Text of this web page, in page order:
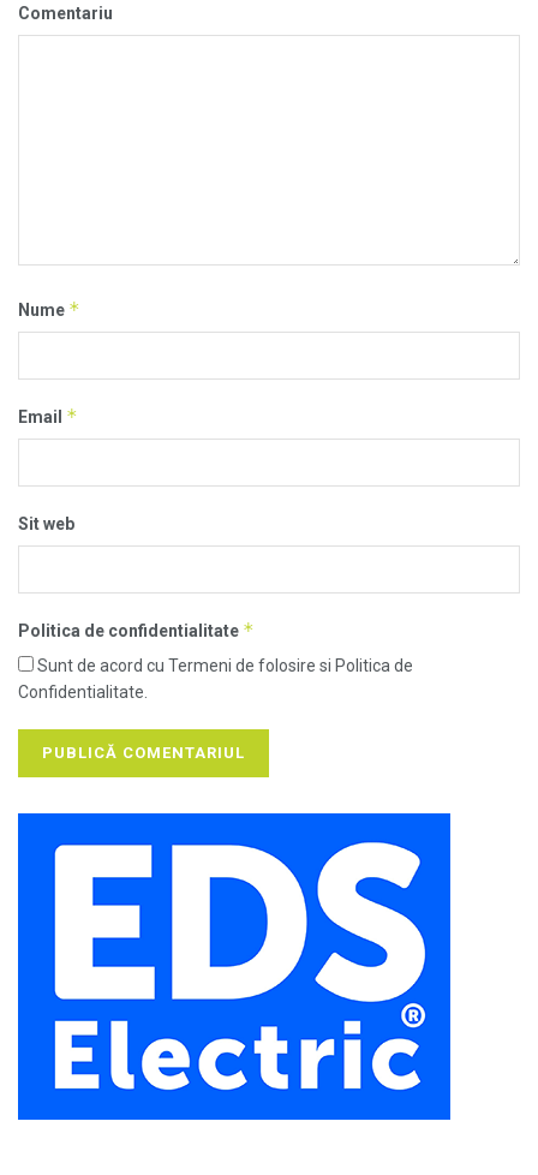
Comentariu
Nume *
Email *
Sit web
Politica de confidentialitate *
Sunt de acord cu Termeni de folosire si Politica de
Confidentialitate.